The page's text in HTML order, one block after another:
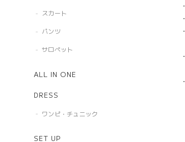
スカート
パンツ
サロペット
ALL IN ONE
DRESS
ワンピ・チュニック
SET UP